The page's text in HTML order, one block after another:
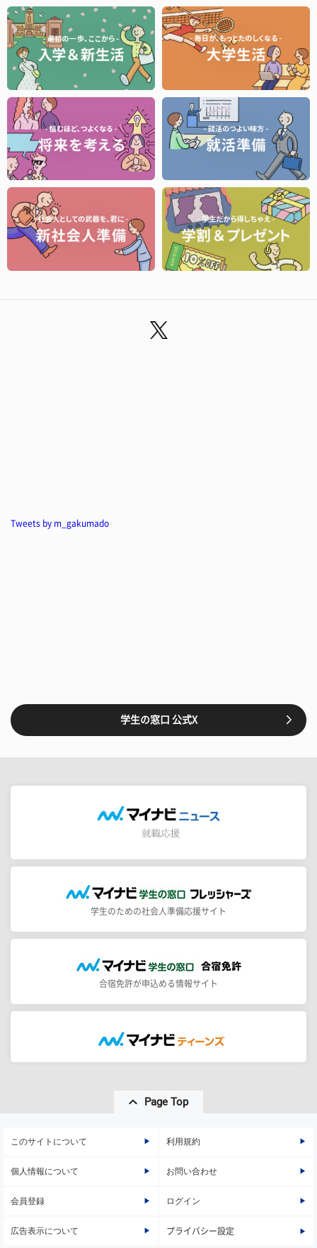
Tweets by m_gakumado
学生の窓口 公式X
学生のための社会人準備応援サイト
合宿免許が申込める情報サイト
Page Top
このサイトについて 利用規約
個人情報について お問い合わせ
会員登録 ログイン
広告表示について プライバシー設定